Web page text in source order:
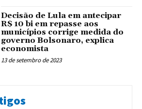
Decisão de Lula em antecipar
R$ 10 bi em repasse aos
municípios corrige medida do
governo Bolsonaro, explica
economista
13 de setembro de 2023